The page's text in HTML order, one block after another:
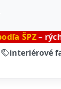
presne
interiérové